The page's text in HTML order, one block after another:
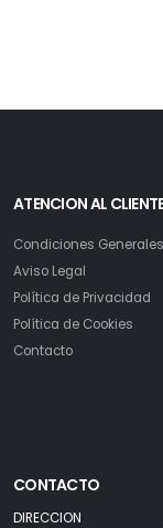
ATENCION AL
Condiciones Generales
Aviso Legal
Política de Privacidad
Política de Cookies
Contacto
CONTACTO
DIRECCION